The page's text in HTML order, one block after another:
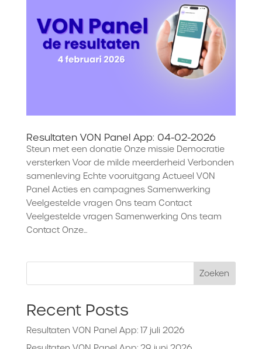
Resultaten VON Panel App: 04-02-2026
Steun met een donatie Onze missie Democratie
versterken Voor de milde meerderheid Verbonden
samenleving Echte vooruitgang Actueel VON
Panel Acties en campagnes Samenwerking
Veelgestelde vragen Ons team Contact
Veelgestelde vragen Samenwerking Ons team
Contact Onze...
Zoeken
Recent Posts
Resultaten VON Panel App: 17 juli 2026